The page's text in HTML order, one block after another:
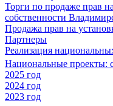
Торги по продаже прав
собственности
Продажа прав на
Партнеры
Реализация
Национальные проекты:
2025 год
2024 год
2023 год